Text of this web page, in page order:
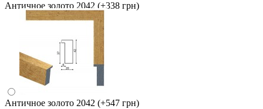
Античное золото 2042 (+338 грн)
Античное золото 2042 (+547 грн)